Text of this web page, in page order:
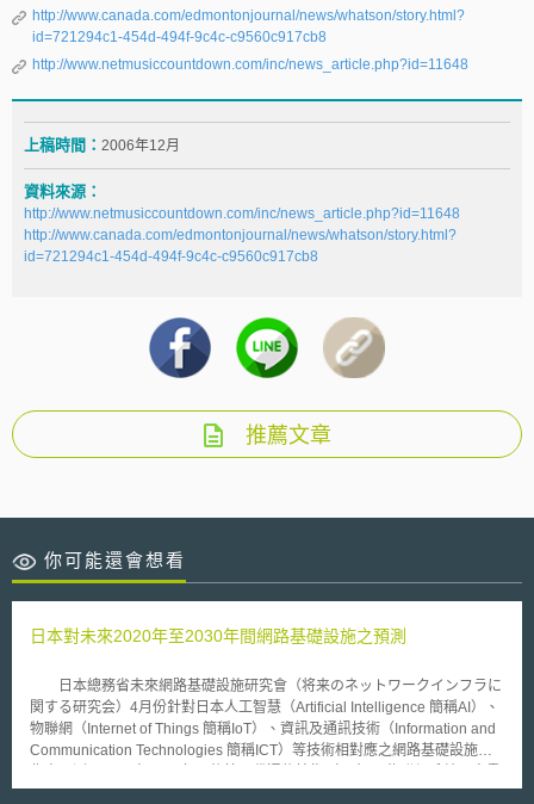
http://www.canada.com/edmontonjournal/news/whatson/story.html?
id=721294c1-454d-494f-9c4c-c9560c917cb8
http://www.netmusiccountdown.com/inc/news_article.php?id=11648
上稿時間： 2006年12月
資料來源：
http://www.netmusiccountdown.com/inc/news_article.php?id=11648
http://www.canada.com/edmontonjournal/news/whatson/story.html?
id=721294c1-454d-494f-9c4c-c9560c917cb8
推薦文章
你可能還會想看
日本對未來2020年至2030年間網路基礎設施之預測
日本總務省未來網路基礎設施研究會（将来のネットワークインフラに
関する研究会）4月份針對日本人工智慧（Artificial Intelligence 簡稱AI）、
物聯網（Internet of Things 簡稱IoT）、資訊及通訊技術（Information and
Communication Technologies 簡稱ICT）等技術相對應之網路基礎設施做
質通訊等技術相繼成熟及普及化，相關業者勢必發展出多樣化、高度專業化